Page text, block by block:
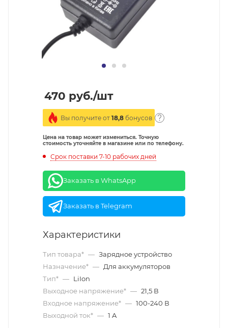
470 руб./шт
Вы получите от 18,8 бонусов
Цена на товар может измениться. Точную
стоимость уточняйте в магазине или по телефону.
Срок поставки 7-10 рабочих дней
Заказать в WhatsApp
Заказать в Telegram
Характеристики
Тип товара* — Зарядное устройство
Назначение* — Для аккумуляторов
Тип* — LiIon
Выходное напряжение* — 21,5 В
Входное напряжение* — 100-240 В
Выходной ток* — 1 A